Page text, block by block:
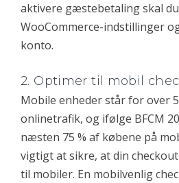
aktivere gæstebetaling skal
WooCommerce-indstillinger
konto.
2. Optimer til mobil
Mobile enheder står for over
onlinetrafik, og ifølge BFCM
næsten 75 % af købene på
vigtigt at sikre, at din
til mobiler. En mobilvenlig